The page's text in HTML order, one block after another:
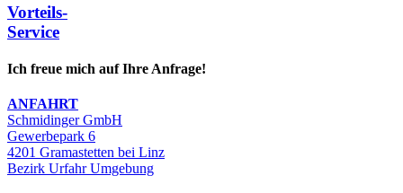
Vorteils-
Service
Ich freue mich auf Ihre Anfrage!
ANFAHRT
Schmidinger GmbH
Gewerbepark 6
4201 Gramastetten bei Linz
Bezirk Urfahr Umgebung